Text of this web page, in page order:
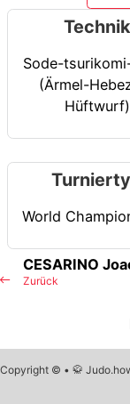
Technik
Sode-
(Ärmel-
Hüftwurf)
World
Zurück
CESARINO
Copyright © • 🥋